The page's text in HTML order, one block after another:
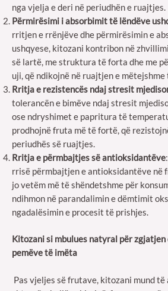
nga vjelja e deri në periudhën e ruajtjes.
Përmirësimi i absorbimit të lëndëve
rritjen e rrënjëve dhe përmirësimin e
ushqyese, kitozani kontribon në
së lartë, me struktura të forta dhe me
uji, që ndikojnë në ruajtjen e
Rritja e rezistencës ndaj stresit
tolerancën e bimëve ndaj stresit
ose ndryshimet e papritura të
prodhojnë fruta më të fortë, që
periudhës së ruajtjes.
Rritja e përmbajtjes së antioksidantëve
rrisë përmbajtjen e antioksidantëve në
jo vetëm më të shëndetshme për
ndihmon në parandalimin e dëmtimit
ngadalësimin e procesit të prishjes.
Kitozani si mbulues natyral për
pemëve të imëta
Pas vjeljes së frutave, kitozani mund